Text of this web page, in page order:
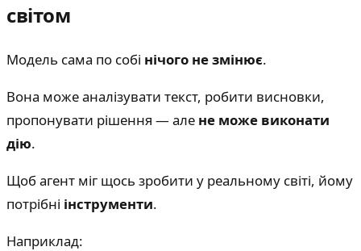
світом
Модель сама по собі нічого не змінює.
Вона може аналізувати текст, робити висновки,
пропонувати рішення — але не може виконати
дію.
Щоб агент міг щось зробити у реальному світі, йому
потрібні інструменти.
Наприклад: